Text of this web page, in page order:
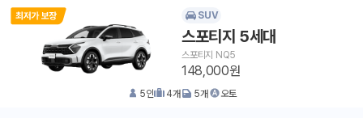
SUV
스포티지 5세대
스포티지 NQ5
148,000원
5인 4개 5개 오토